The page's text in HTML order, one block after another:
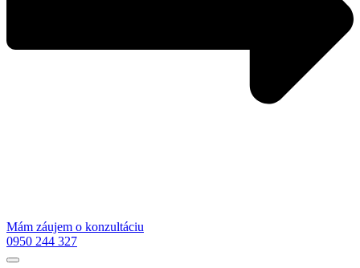
Mám záujem o konzultáciu
0950 244 327